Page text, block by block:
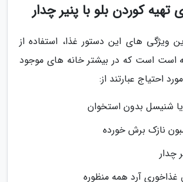
تهیه کوردن بلو با پنیر چدار
ویژگی های این دستور غذا، استفاده از
است است که در بیشتر خانه های موجود
احتیاج عبارتند از: